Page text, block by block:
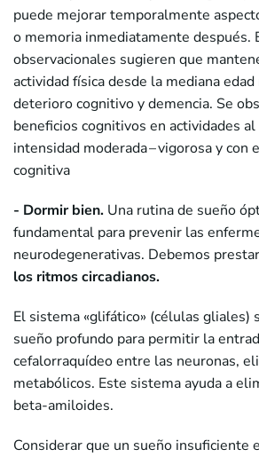
puede mejorar temporalmente
o memoria inmediatamente después.
observacionales sugieren que
actividad física desde la mediana
deterioro cognitivo y demencia. Se
beneficios cognitivos en actividades
intensidad moderada – vigorosa y con
cognitiva
- Dormir bien. Una rutina de sueño
fundamental para prevenir las
neurodegenerativas. Debemos
los ritmos circadianos.
El sistema «glifático» (células gliales)
sueño profundo para permitir la
cefalorraquídeo entre las neuronas,
metabólicos. Este sistema ayuda a
beta-amiloides.
Considerar que un sueño insuficiente